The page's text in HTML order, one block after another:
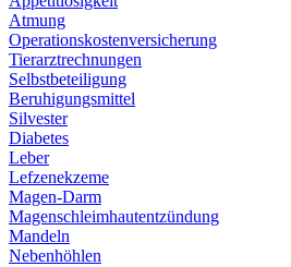
Atmung
Operationskostenversicherung
Tierarztrechnungen
Selbstbeteiligung
Beruhigungsmittel
Silvester
Diabetes
Leber
Lefzenekzeme
Magen-Darm
Magenschleimhautentzündung
Mandeln
Nebenhöhlen